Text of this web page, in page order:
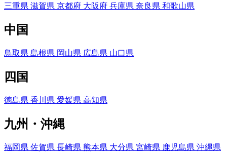
三重県 滋賀県 京都府 大阪府 兵庫県 奈良県 和歌山県
中国
鳥取県 島根県 岡山県 広島県 山口県
四国
徳島県 香川県 愛媛県 高知県
九州・沖縄
福岡県 佐賀県 長崎県 熊本県 大分県 宮崎県 鹿児島県 沖縄県